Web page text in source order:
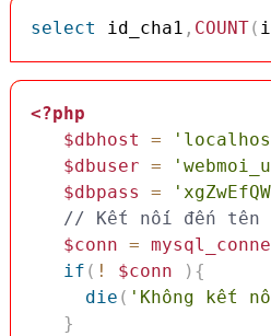
select id_cha1 , COUNT(
<?php
$dbhost
=
$dbuser =
$dbpass
=
// Kết nối đến tên
$conn =
if ( ! $conn ) {
die ( 'Không kết
}